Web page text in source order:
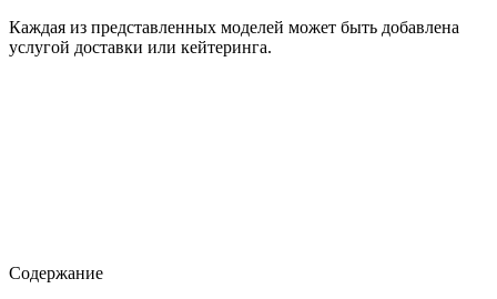
Каждая из представленных моделей может быть добавлена
услугой доставки или кейтеринга.
Содержание